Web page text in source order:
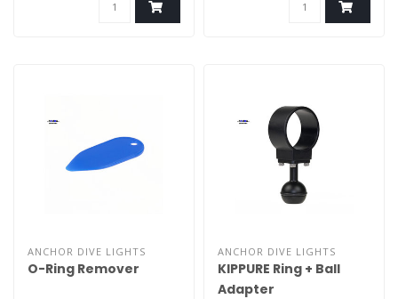
ANCHOR DIVE LIGHTS
O-Ring Remover
ANCHOR DIVE LIGHTS
KIPPURE Ring + Ball
Adapter